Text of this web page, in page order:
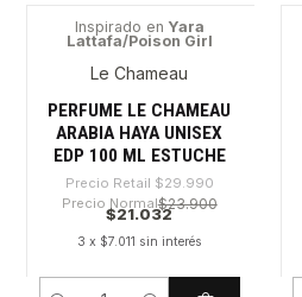
-29%
Inspirado en Yara
Lattafa/Poison Girl
Le Chameau
PERFUME LE CHAMEAU
ARABIA HAYA UNISEX
EDP 100 ML ESTUCHE
Precio Retail $29.990
Precio Normal$23.900
$21.032
3 x $7.011 sin interés